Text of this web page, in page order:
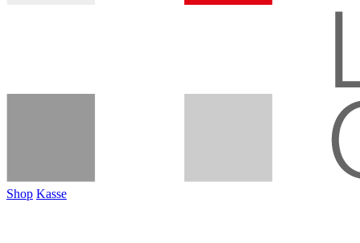
Shop Kasse